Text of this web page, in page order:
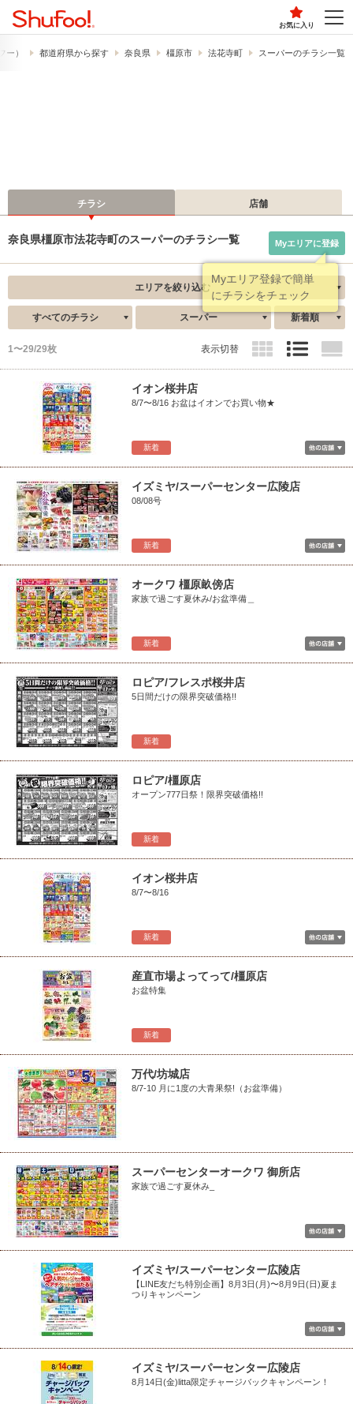
お気に入り
ー） 都道府県から探す 奈良県 橿原市 法花寺町 スーパーのチラシ一覧
チラシ 店舗
奈良県橿原市法花寺町のスーパーのチラシ一覧 Myエリアに登録
エリアを絞り込む
すべてのチラシ スーパー 新着順
1〜29/29枚 表示切替
新着
イオン桜井店
8/7〜8/16 お盆はイオンでお買い物★
新着
イズミヤ/スーパーセンター広陵店
08/08号
新着
オークワ 橿原畝傍店
家族で過ごす夏休み/お盆準備＿
新着
ロピア/フレスポ桜井店
5日間だけの限界突破価格!!
新着
ロピア/橿原店
オープン777日祭！限界突破価格!!
新着
イオン桜井店
8/7〜8/16
新着
産直市場よってって/橿原店
お盆特集
万代/坊城店
8/7-10 月に1度の大青果祭!（お盆準備）
スーパーセンターオークワ 御所店
家族で過ごす夏休み_
イズミヤ/スーパーセンター広陵店
【LINE友だち特別企画】8月3日(月)〜8月9日(日)夏ま
つりキャンペーン
イズミヤ/スーパーセンター広陵店
8月14日(金)litta限定チャージバックキャンペーン！